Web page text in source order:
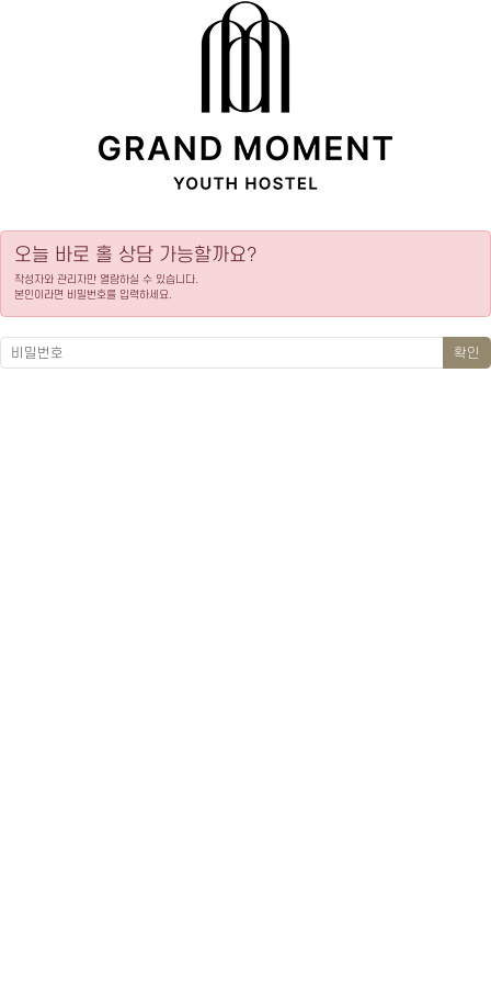
오늘 바로 홀 상담 가능할까요?
작성자와 관리자만 열람하실 수 있습니다.
본인이라면 비밀번호를 입력하세요.
확인